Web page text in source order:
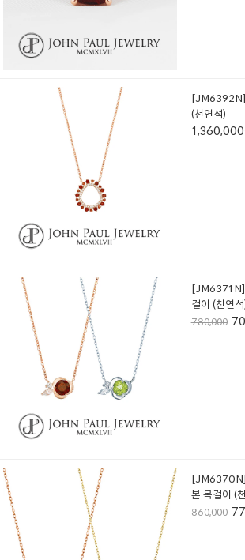
[JM6392N]
(천연석)
1,360,000
[JM6371N]
걸이 (천연석
780,000
[JM6370N]
본 목걸이 (
860,000